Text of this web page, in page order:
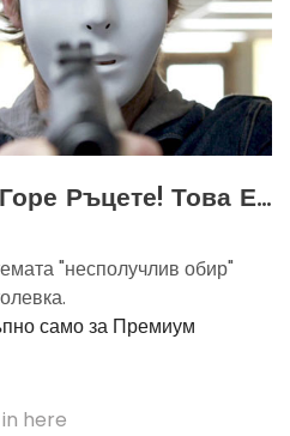
Ръцете! Това Е…
"несполучлив обир"
само за Премиум
here